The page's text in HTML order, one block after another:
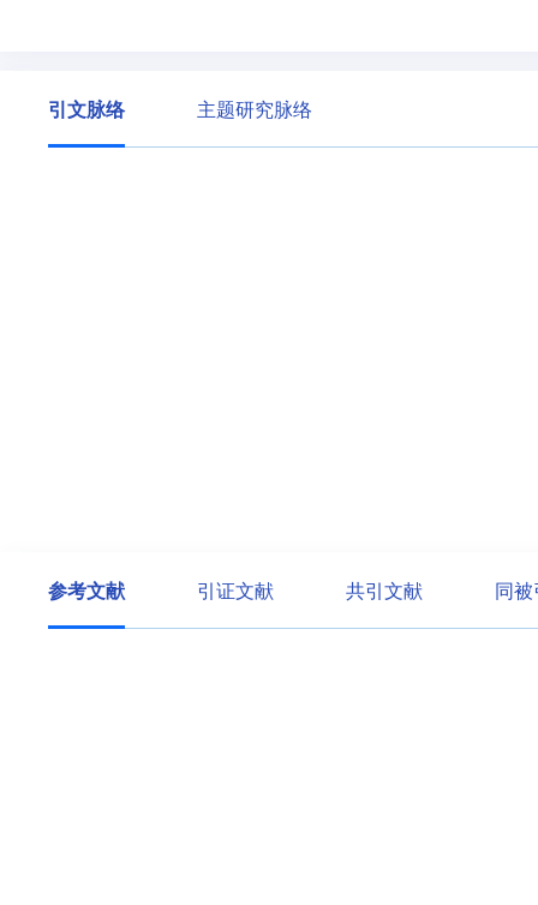
引文脉络 主题研究脉络
参考文献 引证文献 共引文献 同